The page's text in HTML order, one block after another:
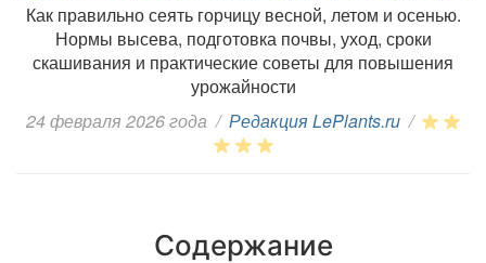
Как правильно сеять горчицу весной, летом и осенью.
Нормы высева, подготовка почвы, уход, сроки
скашивания и практические советы для повышения
урожайности
24 февраля 2026 года / Редакция LePlants.ru /
Содержание